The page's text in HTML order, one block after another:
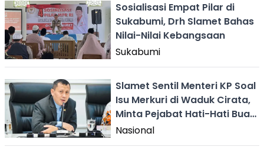
Sosialisasi Empat Pilar di
Sukabumi, Drh Slamet Bahas
Nilai-Nilai Kebangsaan
Sukabumi
Slamet Sentil Menteri KP Soal
Isu Merkuri di Waduk Cirata,
Minta Pejabat Hati-Hati Buat
Pernyataan
Nasional